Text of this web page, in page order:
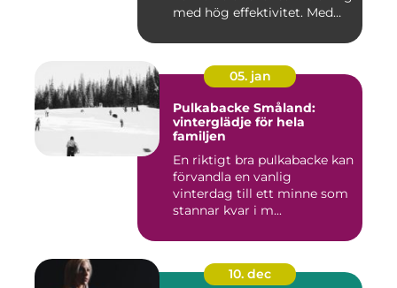
med hög effektivitet. Med
05. jan
Pulkabacke Småland:
vinterglädje för hela
familjen
En riktigt bra pulkabacke kan
förvandla en vanlig
vinterdag till ett minne som
stannar kvar i m...
10. dec